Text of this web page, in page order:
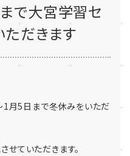
で大宮学習セ
ただきます
月5日まで冬休みをいただ
ていただきます。